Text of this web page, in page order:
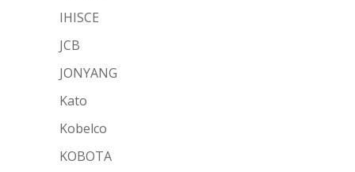
IHISCE
JCB
JONYANG
Kato
Kobelco
KOBOTA